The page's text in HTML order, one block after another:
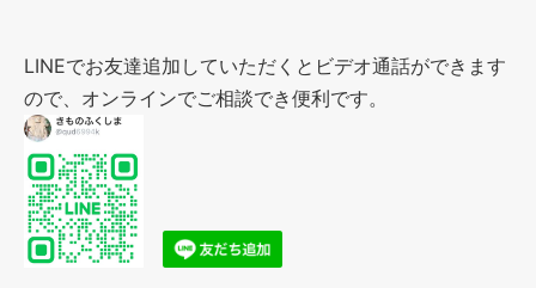
LINEでお友達追加していただくとビデオ通話ができます
ので、オンラインでご相談でき便利です。